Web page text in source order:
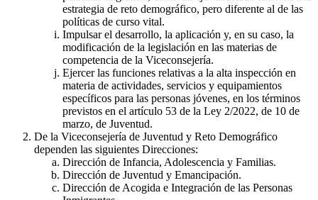
estrategia de reto demográfico, pero diferente al de las
políticas de curso vital.
Impulsar el desarrollo, la aplicación y, en su caso, la
modificación de la legislación en las materias de
competencia de la Viceconsejería.
Ejercer las funciones relativas a la alta inspección en
materia de actividades, servicios y equipamientos
específicos para las personas jóvenes, en los términos
previstos en el artículo 53 de la Ley 2/2022, de 10 de
marzo, de Juventud.
De la Viceconsejería de Juventud y Reto Demográfico
dependen las siguientes Direcciones:
Dirección de Infancia, Adolescencia y Familias.
Dirección de Juventud y Emancipación.
Dirección de Acogida e Integración de las Personas